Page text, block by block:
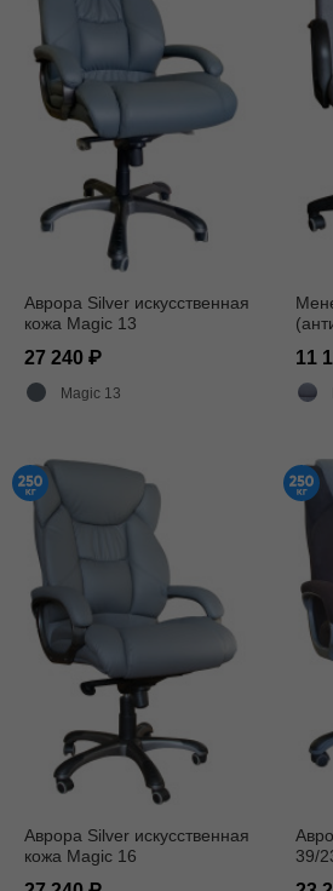
Аврора Silver искусственная
кожа Magic 13
27 240
Magic 13
11
Аврора Silver искусственная
кожа Magic 16
39/